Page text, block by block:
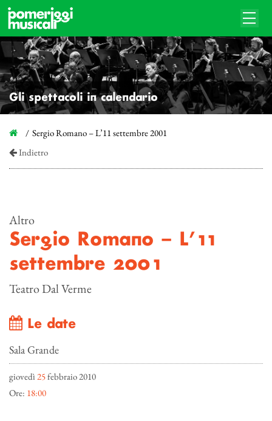
Gli spettacoli in calendario
Sergio Romano – L’11 settembre 2001
Indietro
Altro
Sergio Romano – L’11
settembre 2001
Teatro Dal Verme
Le date
Sala Grande
giovedì 25febbraio 2010
Ore: 18:00